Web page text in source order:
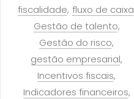
fiscalidade fluxo de caixa
Gestão de talento
Gestão do risco
gestão empresarial
Incentivos fiscais
Indicadores financeiros